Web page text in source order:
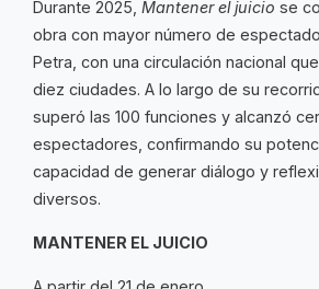
Durante 2025, Mantener el juicio se
obra con mayor número de
Petra, con una circulación nacional
diez ciudades. A lo largo de su
superó las 100 funciones y alcanzó
espectadores, confirmando su
capacidad de generar diálogo y
diversos.
MANTENER EL JUICIO